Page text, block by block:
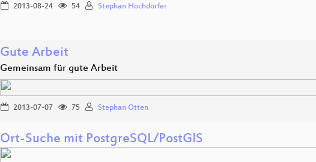
2013-08-24 54 Stephan Hochdörfer
Gute Arbeit
Gemeinsam für gute Arbeit
2013-07-07 75 Stephan Otten
Ort-Suche mit PostgreSQL/PostGIS